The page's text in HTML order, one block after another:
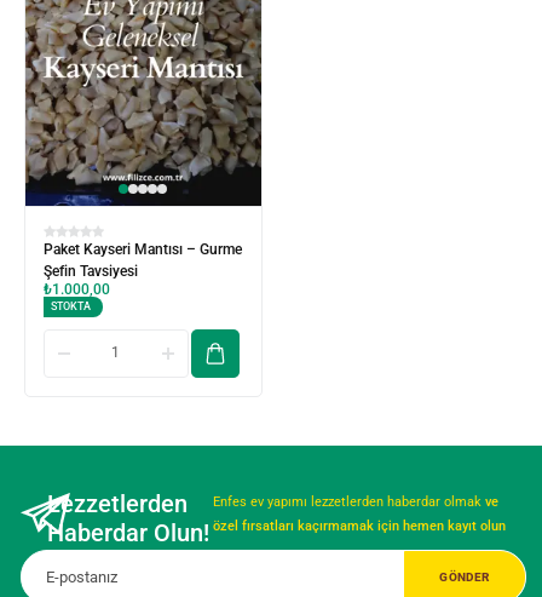
Paket Kayseri Mantısı – Gurme
Şefin Tavsiyesi
₺1.000,00
STOKTA
Lezzetlerden
Haberdar Olun!
Enfes ev yapımı lezzetlerden haberdar olmak ve
özel fırsatları kaçırmamak için hemen kayıt olun